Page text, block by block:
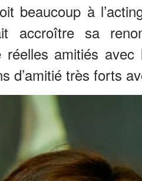
beaucoup à
accroître sa
amitiés
d’amitié très forts